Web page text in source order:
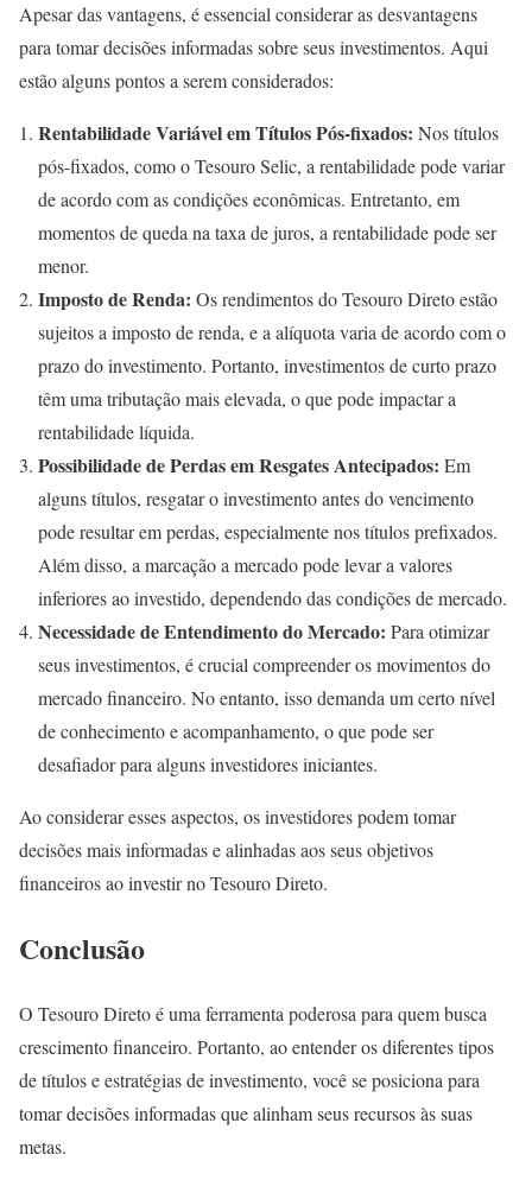
Apesar das vantagens, é essencial considerar as desvantagens
para tomar decisões informadas sobre seus investimentos. Aqui
estão alguns pontos a serem considerados:
Rentabilidade Variável em Títulos Pós-fixados: Nos títulos
pós-fixados, como o Tesouro Selic, a rentabilidade pode variar
de acordo com as condições econômicas. Entretanto, em
momentos de queda na taxa de juros, a rentabilidade pode ser
menor.
Imposto de Renda: Os rendimentos do Tesouro Direto estão
sujeitos a imposto de renda, e a alíquota varia de acordo com o
prazo do investimento. Portanto, investimentos de curto prazo
têm uma tributação mais elevada, o que pode impactar a
rentabilidade líquida.
Possibilidade de Perdas em Resgates Antecipados: Em
alguns títulos, resgatar o investimento antes do vencimento
pode resultar em perdas, especialmente nos títulos prefixados.
Além disso, a marcação a mercado pode levar a valores
inferiores ao investido, dependendo das condições de mercado.
Necessidade de Entendimento do Mercado: Para otimizar
seus investimentos, é crucial compreender os movimentos do
mercado financeiro. No entanto, isso demanda um certo nível
de conhecimento e acompanhamento, o que pode ser
desafiador para alguns investidores iniciantes.
Ao considerar esses aspectos, os investidores podem tomar
decisões mais informadas e alinhadas aos seus objetivos
financeiros ao investir no Tesouro Direto.
Conclusão
O Tesouro Direto é uma ferramenta poderosa para quem busca
crescimento financeiro. Portanto, ao entender os diferentes tipos
de títulos e estratégias de investimento, você se posiciona para
tomar decisões informadas que alinham seus recursos às suas
metas.